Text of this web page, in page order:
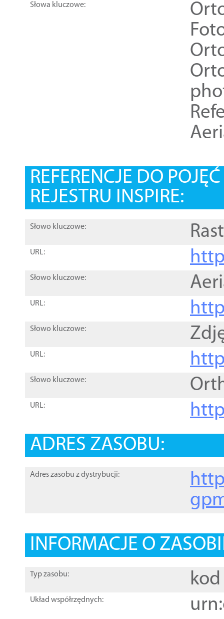
Słowa kluczowe:
REFERENCJE DO
REJESTRU INSPIRE:
Słowo kluczowe:
URL:
Słowo kluczowe:
URL:
Słowo kluczowe:
URL:
Słowo kluczowe:
URL:
ADRES ZASOBU:
Adres zasobu z dystrybucji:
INFORMACJE O
Typ zasobu: kod
Układ współrzędnych: